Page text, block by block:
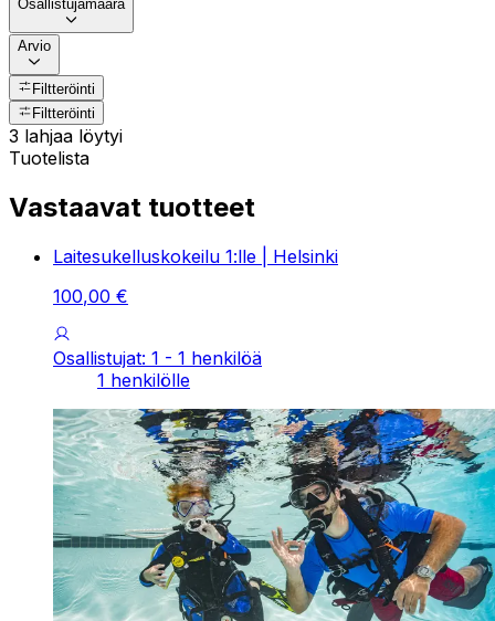
Osallistujamäärä
Arvio
Filtteröinti
Filtteröinti
3 lahjaa löytyi
Tuotelista
Vastaavat tuotteet
Laitesukelluskokeilu 1:lle | Helsinki
100,00 €
Osallistujat: 1 - 1 henkilöä
1 henkilölle